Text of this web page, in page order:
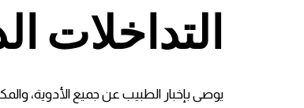
التداخلات
يوصى بإخبار الطبيب عن جميع الأدوية،